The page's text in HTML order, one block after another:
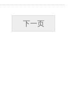
下一页